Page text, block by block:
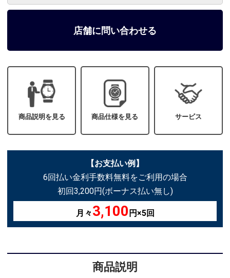
店舗に問い合わせる
商品説明を見る 商品仕様を見る サービス
【お支払い例】
6回払い金利手数料無料をご利用の場合
初回3,200円(ボーナス払い無し)
月々3,100 円×5回
商品説明